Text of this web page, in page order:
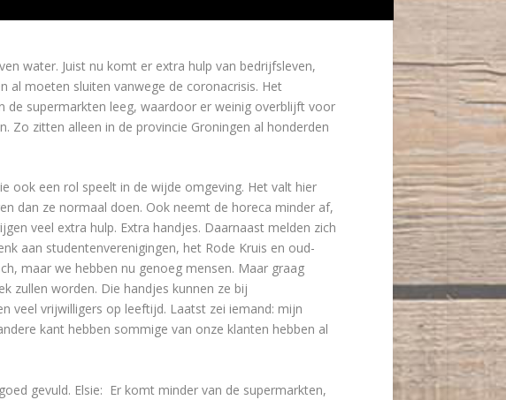
water. Juist nu komt er extra hulp van bedrijfsleven,
al moeten sluiten vanwege de coronacrisis. Het
de supermarkten leeg, waardoor er weinig overblijft voor
Zo zitten alleen in de provincie Groningen al honderden
ook een rol speelt in de wijde omgeving. Het valt hier
dan ze normaal doen. Ook neemt de horeca minder af,
veel extra hulp. Extra handjes. Daarnaast melden zich
aan studentenverenigingen, het Rode Kruis en oud-
maar we hebben nu genoeg mensen. Maar graag
zullen worden. Die handjes kunnen ze bij
veel vrijwilligers op leeftijd. Laatst zei iemand: mijn
kant hebben sommige van onze klanten hebben al
gevuld. Elsie: Er komt minder van de supermarkten,